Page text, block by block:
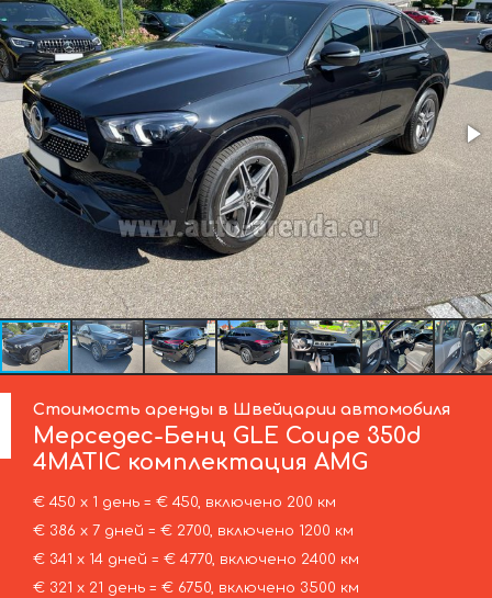
Стоимость аренды в Швейцарии автомобиля
Мерседес-Бенц GLE Coupe 350d
4MATIC комплектация AMG
€ 450 х 1 день = € 450, включено 200 км
€ 386 х 7 дней = € 2700, включено 1200 км
€ 341 х 14 дней = € 4770, включено 2400 км
€ 321 х 21 день = € 6750, включено 3500 км